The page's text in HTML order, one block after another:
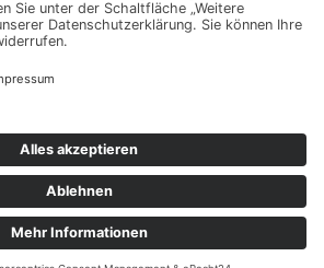
Adresse:
Gewerbeverein Gladenbach Alle
Rechte vorbehalten.